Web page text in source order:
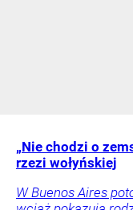
„Nie chodzi o
rzezi wołyńskiej
W Buenos Aires